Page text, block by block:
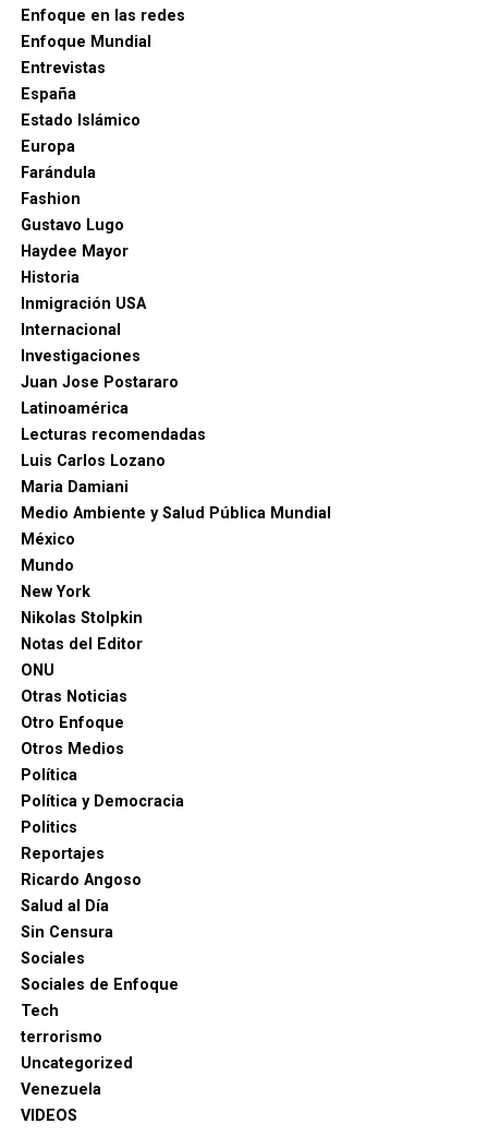
Enfoque en las redes
Enfoque Mundial
Entrevistas
España
Estado Islámico
Europa
Farándula
Fashion
Gustavo Lugo
Haydee Mayor
Historia
Inmigración USA
Internacional
Investigaciones
Juan Jose Postararo
Latinoamérica
Lecturas recomendadas
Luis Carlos Lozano
Maria Damiani
Medio Ambiente y Salud Pública Mundial
México
Mundo
New York
Nikolas Stolpkin
Notas del Editor
ONU
Otras Noticias
Otro Enfoque
Otros Medios
Política
Política y Democracia
Politics
Reportajes
Ricardo Angoso
Salud al Día
Sin Censura
Sociales
Sociales de Enfoque
Tech
terrorismo
Uncategorized
Venezuela
VIDEOS